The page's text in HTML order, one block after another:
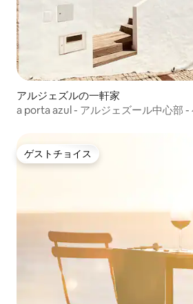
アルジェズルの一軒家
a porta azul - アルジェズール中心部 -
ゲストチョイス
ゲストチョイス